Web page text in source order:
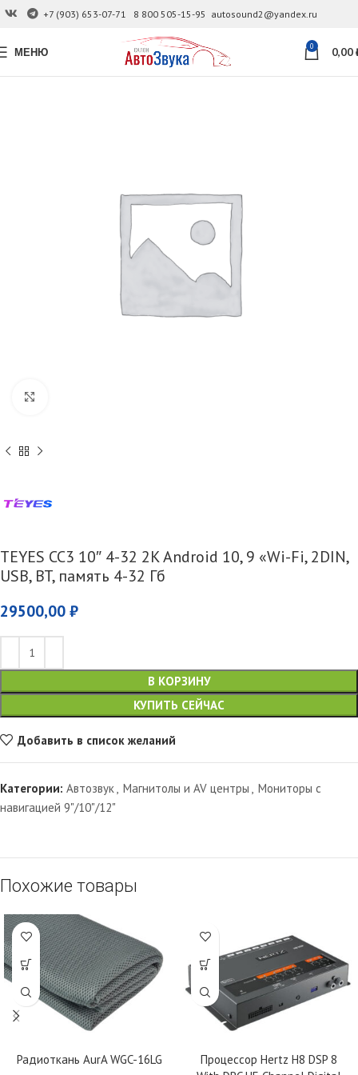
+7 (903) 653-07-71 8 800 505-15-95 autosound2@yandex.ru
МЕНЮ 0 0,00
TEYES CC3 10″ 4-32 2K Android 10, 9 «Wi-Fi, 2DIN,
USB, BT, память 4-32 Гб
29500,00 ₽
В КОРЗИНУ
КУПИТЬ СЕЙЧАС
Добавить в список желаний
Категории: Автозвук, Магнитолы и AV центры , Мониторы с
навигацией 9"/10"/12"
Похожие товары
Радиоткань AurA WGC-16LG
Процессор Hertz H8 DSP 8